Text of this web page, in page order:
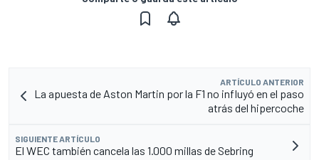
ARTÍCULO ANTERIOR
La apuesta de Aston Martin por la F1 no influyó en el paso
atrás del hipercoche
SIGUIENTE ARTÍCULO
El WEC también cancela las 1.000 millas de Sebring